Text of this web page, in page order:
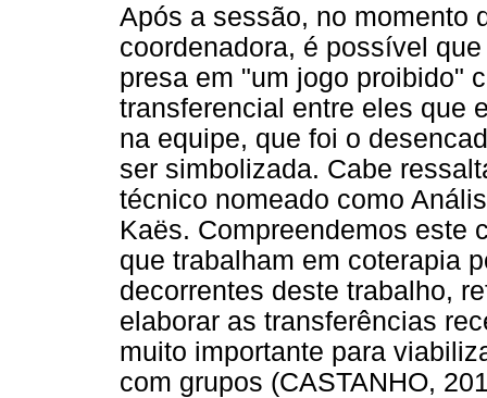
Após a sessão, no momento
coordenadora, é possível
presa em "um jogo proibido"
transferencial entre eles que
na equipe, que foi o
ser simbolizada. Cabe
técnico nomeado como
Kaës. Compreendemos este
que trabalham em coterapia
decorrentes deste trabalho,
elaborar as transferências
muito importante para
com grupos (CASTANHO,